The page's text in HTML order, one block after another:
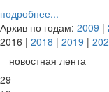
подробнее...
Архив по годам: 2009 |
2016 | 2018 | 2019 |
новостная лента
29